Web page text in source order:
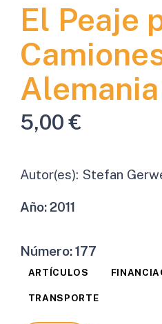
El Peaje
Alemania
5,00€
Autor(es): Stefan
Año:2011
Número:177
ARTÍCULOS
TRANSPORTE